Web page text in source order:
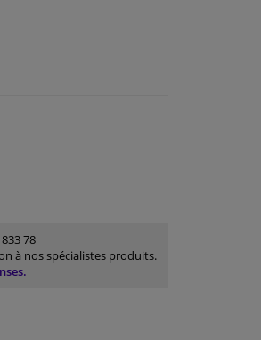
78
à nos spécialistes produits.